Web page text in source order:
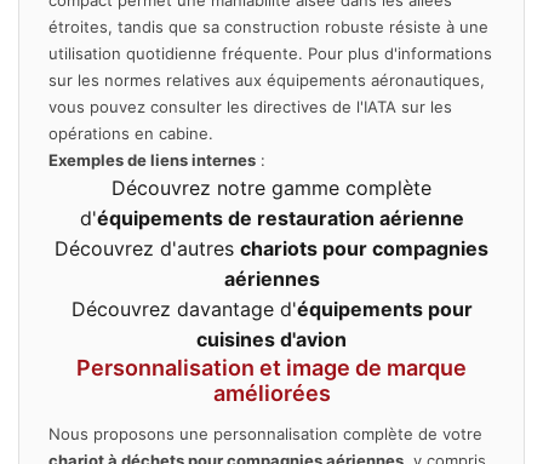
étroites, tandis que sa construction robuste résiste à une
utilisation quotidienne fréquente. Pour plus d'informations
sur les normes relatives aux équipements aéronautiques,
vous pouvez consulter les directives de l'IATA sur les
opérations en cabine.
Exemples de liens internes :
Découvrez notre gamme complète
d'équipements de restauration aérienne
Découvrez d'autres chariots pour compagnies
aériennes
Découvrez davantage d'équipements pour
cuisines d'avion
Personnalisation et image de marque
améliorées
Nous proposons une personnalisation complète de votre